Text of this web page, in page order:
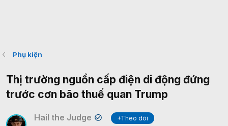
Phụ kiện
Thị trường nguồn cấp điện di động đứng
trước cơn bão thuế quan Trump
Hail the Judge ✔
+Theo dõi